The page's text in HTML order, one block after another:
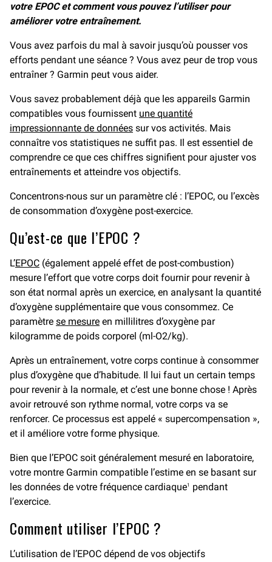
votre EPOC et comment vous pouvez l’utiliser pour
améliorer votre entraînement.
Vous avez parfois du mal à savoir jusqu’où pousser vos
efforts pendant une séance ? Vous avez peur de trop vous
entraîner ? Garmin peut vous aider.
Vous savez probablement déjà que les appareils Garmin
compatibles vous fournissent une quantité
impressionnante de données sur vos activités. Mais
connaître vos statistiques ne suffit pas. Il est essentiel de
comprendre ce que ces chiffres signifient pour ajuster vos
entraînements et atteindre vos objectifs.
Concentrons-nous sur un paramètre clé : l’EPOC, ou l’excès
de consommation d’oxygène post-exercice.
Qu’est-ce que l’EPOC ?
L’EPOC (également appelé effet de post-combustion)
mesure l’effort que votre corps doit fournir pour revenir à
son état normal après un exercice, en analysant la quantité
d’oxygène supplémentaire que vous consommez. Ce
paramètre se mesure en millilitres d’oxygène par
kilogramme de poids corporel (ml-O2/kg).
Après un entraînement, votre corps continue à consommer
plus d’oxygène que d’habitude. Il lui faut un certain temps
pour revenir à la normale, et c’est une bonne chose ! Après
avoir retrouvé son rythme normal, votre corps va se
renforcer. Ce processus est appelé « supercompensation »,
et il améliore votre forme physique.
Bien que l’EPOC soit généralement mesuré en laboratoire,
votre montre Garmin compatible l’estime en se basant sur
les données de votre fréquence cardiaque1
pendant
l’exercice.
Comment utiliser l’EPOC ?
L’utilisation de l’EPOC dépend de vos objectifs